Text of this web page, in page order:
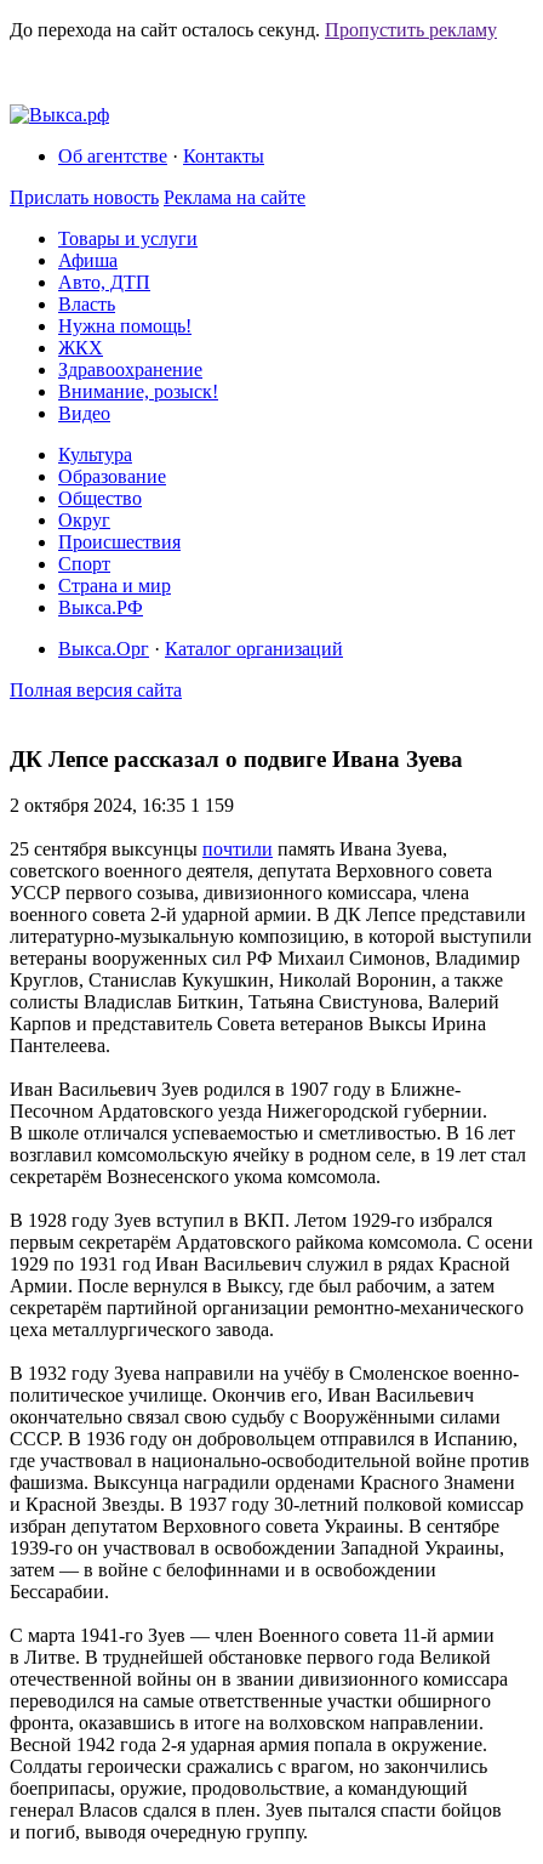
До перехода на сайт осталось секунд. Пропустить рекламу
Об агентстве · Контакты
Прислать новость Реклама на сайте
Товары и услуги
Афиша
Авто, ДТП
Власть
Нужна помощь!
ЖКХ
Здравоохранение
Внимание, розыск!
Видео
Культура
Образование
Общество
Округ
Происшествия
Спорт
Страна и мир
Выкса.РФ
Выкса.Орг · Каталог организаций
Полная версия сайта
ДК Лепсе рассказал о подвиге Ивана Зуева
2 октября 2024, 16:35 1 159
25 сентября выксунцы почтили память Ивана Зуева,
советского военного деятеля, депутата Верховного совета
УССР первого созыва, дивизионного комиссара, члена
военного совета 2-й ударной армии. В ДК Лепсе представили
литературно-музыкальную композицию, в которой выступили
ветераны вооруженных сил РФ Михаил Симонов, Владимир
Круглов, Станислав Кукушкин, Николай Воронин, а также
солисты Владислав Биткин, Татьяна Свистунова, Валерий
Карпов и представитель Совета ветеранов Выксы Ирина
Пантелеева.
Иван Васильевич Зуев родился в 1907 году в Ближне-
Песочном Ардатовского уезда Нижегородской губернии.
В школе отличался успеваемостью и сметливостью. В 16 лет
возглавил комсомольскую ячейку в родном селе, в 19 лет стал
секретарём Вознесенского укома комсомола.
В 1928 году Зуев вступил в ВКП. Летом 1929-го избрался
первым секретарём Ардатовского райкома комсомола. С осени
1929 по 1931 год Иван Васильевич служил в рядах Красной
Армии. После вернулся в Выксу, где был рабочим, а затем
секретарём партийной организации ремонтно-механического
цеха металлургического завода.
В 1932 году Зуева направили на учёбу в Смоленское военно-
политическое училище. Окончив его, Иван Васильевич
окончательно связал свою судьбу с Вооружёнными силами
СССР. В 1936 году он добровольцем отправился в Испанию,
где участвовал в национально-освободительной войне против
фашизма. Выксунца наградили орденами Красного Знамени
и Красной Звезды. В 1937 году 30-летний полковой комиссар
избран депутатом Верховного совета Украины. В сентябре
1939-го он участвовал в освобождении Западной Украины,
затем — в войне с белофиннами и в освобождении
Бессарабии.
С марта 1941-го Зуев — член Военного совета 11-й армии
в Литве. В труднейшей обстановке первого года Великой
отечественной войны он в звании дивизионного комиссара
переводился на самые ответственные участки обширного
фронта, оказавшись в итоге на волховском направлении.
Весной 1942 года 2-я ударная армия попала в окружение.
Солдаты героически сражались с врагом, но закончились
боеприпасы, оружие, продовольствие, а командующий
генерал Власов сдался в плен. Зуев пытался спасти бойцов
и погиб, выводя очередную группу.